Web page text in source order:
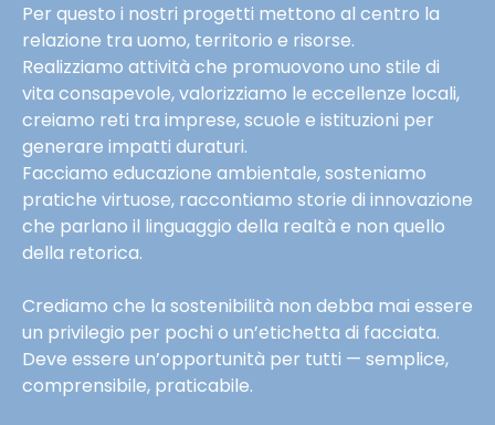
Per questo i nostri progetti mettono al centro la
relazione tra uomo, territorio e risorse.
Realizziamo attività che promuovono uno stile di
vita consapevole, valorizziamo le eccellenze locali,
creiamo reti tra imprese, scuole e istituzioni per
generare impatti duraturi.
Facciamo educazione ambientale, sosteniamo
pratiche virtuose, raccontiamo storie di innovazione
che parlano il linguaggio della realtà e non quello
della retorica.
Crediamo che la sostenibilità non debba mai essere
un privilegio per pochi o un’etichetta di facciata.
Deve essere un’opportunità per tutti — semplice,
comprensibile, praticabile.